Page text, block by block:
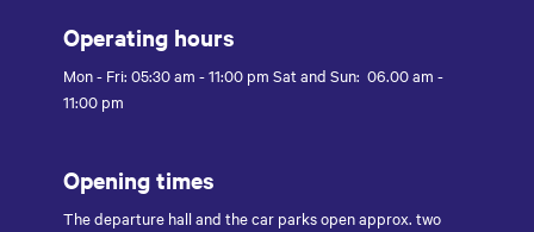
Operating hours
Mon - Fri: 05:30 am - 11:00 pm Sat and Sun: 06.00 am -
11:00 pm
Opening times
The departure hall and the car parks open approx. two